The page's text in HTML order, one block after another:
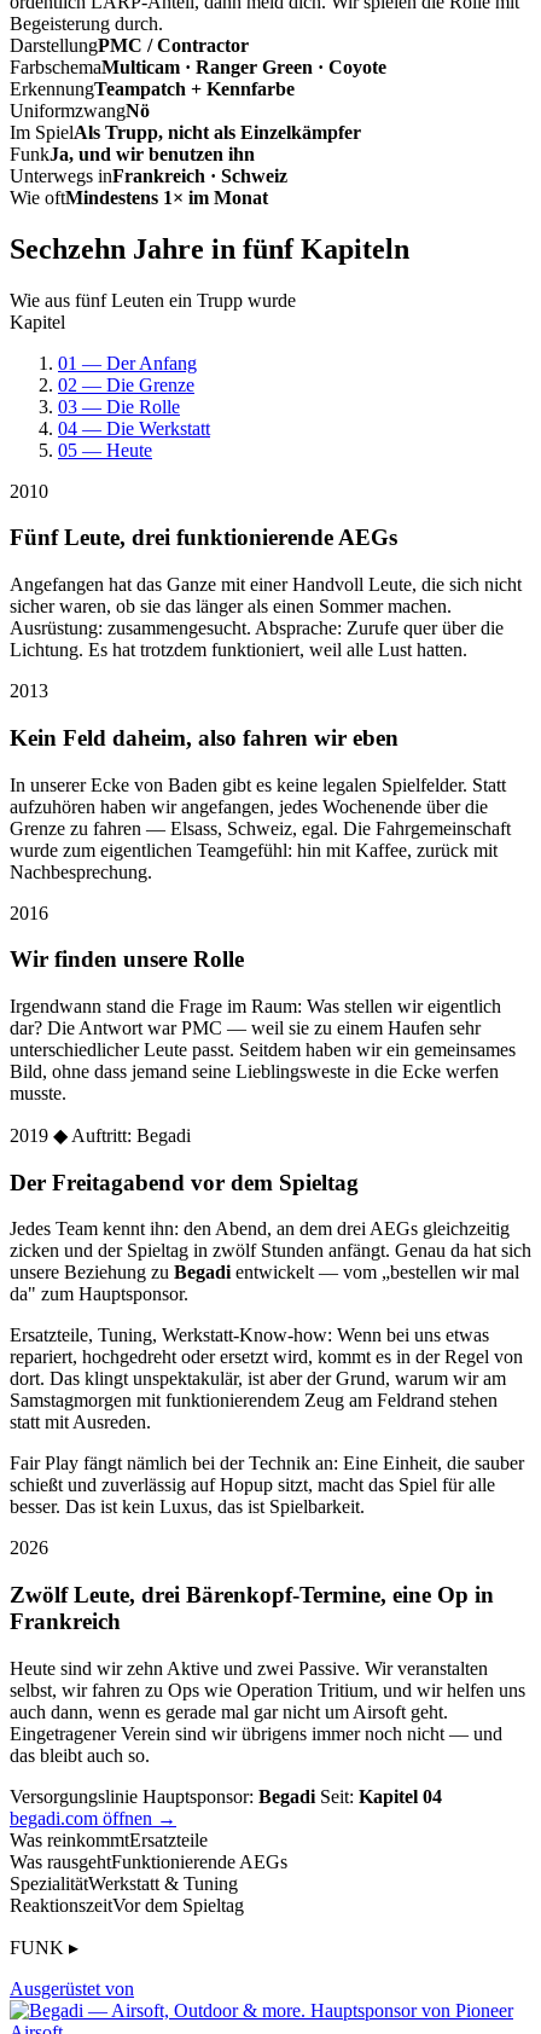
Begeisterung durch.
DarstellungPMC / Contractor
FarbschemaMulticam · Ranger Green · Coyote
ErkennungTeampatch + Kennfarbe
UniformzwangNö
Im SpielAls Trupp, nicht als Einzelkämpfer
FunkJa, und wir benutzen ihn
Unterwegs inFrankreich · Schweiz
Wie oftMindestens 1× im Monat
Sechzehn Jahre in fünf Kapiteln
Wie aus fünf Leuten ein Trupp wurde
Kapitel
01 — Der Anfang
02 — Die Grenze
03 — Die Rolle
04 — Die Werkstatt
05 — Heute
2010
Fünf Leute, drei funktionierende AEGs
Angefangen hat das Ganze mit einer Handvoll Leute, die sich nicht
sicher waren, ob sie das länger als einen Sommer machen.
Ausrüstung: zusammengesucht. Absprache: Zurufe quer über die
Lichtung. Es hat trotzdem funktioniert, weil alle Lust hatten.
2013
Kein Feld daheim, also fahren wir eben
In unserer Ecke von Baden gibt es keine legalen Spielfelder. Statt
aufzuhören haben wir angefangen, jedes Wochenende über die
Grenze zu fahren — Elsass, Schweiz, egal. Die Fahrgemeinschaft
wurde zum eigentlichen Teamgefühl: hin mit Kaffee, zurück mit
Nachbesprechung.
2016
Wir finden unsere Rolle
Irgendwann stand die Frage im Raum: Was stellen wir eigentlich
dar? Die Antwort war PMC — weil sie zu einem Haufen sehr
unterschiedlicher Leute passt. Seitdem haben wir ein gemeinsames
Bild, ohne dass jemand seine Lieblingsweste in die Ecke werfen
musste.
2019 ◆ Auftritt: Begadi
Der Freitagabend vor dem Spieltag
Jedes Team kennt ihn: den Abend, an dem drei AEGs gleichzeitig
zicken und der Spieltag in zwölf Stunden anfängt. Genau da hat sich
unsere Beziehung zu Begadientwickelt — vom „bestellen wir mal
da" zum Hauptsponsor.
Ersatzteile, Tuning, Werkstatt-Know-how: Wenn bei uns etwas
repariert, hochgedreht oder ersetzt wird, kommt es in der Regel von
dort. Das klingt unspektakulär, ist aber der Grund, warum wir am
Samstagmorgen mit funktionierendem Zeug am Feldrand stehen
statt mit Ausreden.
Fair Play fängt nämlich bei der Technik an: Eine Einheit, die sauber
schießt und zuverlässig auf Hopup sitzt, macht das Spiel für alle
besser. Das ist kein Luxus, das ist Spielbarkeit.
2026
Zwölf Leute, drei Bärenkopf-Termine, eine Op in
Frankreich
Heute sind wir zehn Aktive und zwei Passive. Wir veranstalten
selbst, wir fahren zu Ops wie Operation Tritium, und wir helfen uns
auch dann, wenn es gerade mal gar nicht um Airsoft geht.
Eingetragener Verein sind wir übrigens immer noch nicht — und
das bleibt auch so.
Versorgungslinie Hauptsponsor: Begadi Seit: Kapitel 04
begadi.com öffnen →
Was reinkommtErsatzteile
Was rausgehtFunktionierende AEGs
SpezialitätWerkstatt & Tuning
ReaktionszeitVor dem Spieltag
FUNK ▸
Ausgerüstet von